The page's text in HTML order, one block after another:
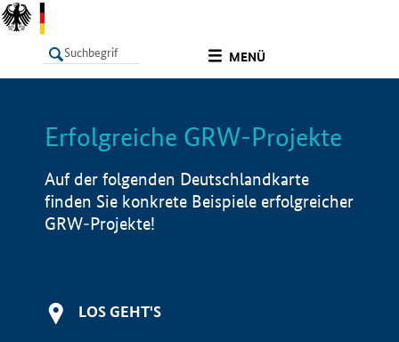
MENÜ
LISTE Info
Erfolgreiche GRW-Projekte
Auf der folgenden Deutschlandkarte
finden Sie konkrete Beispiele erfolgreicher
GRW-Projekte!
LOS GEHT'S